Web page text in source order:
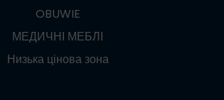
OBUWIE
МЕДИЧНІ МЕБЛІ
Низька цінова зона